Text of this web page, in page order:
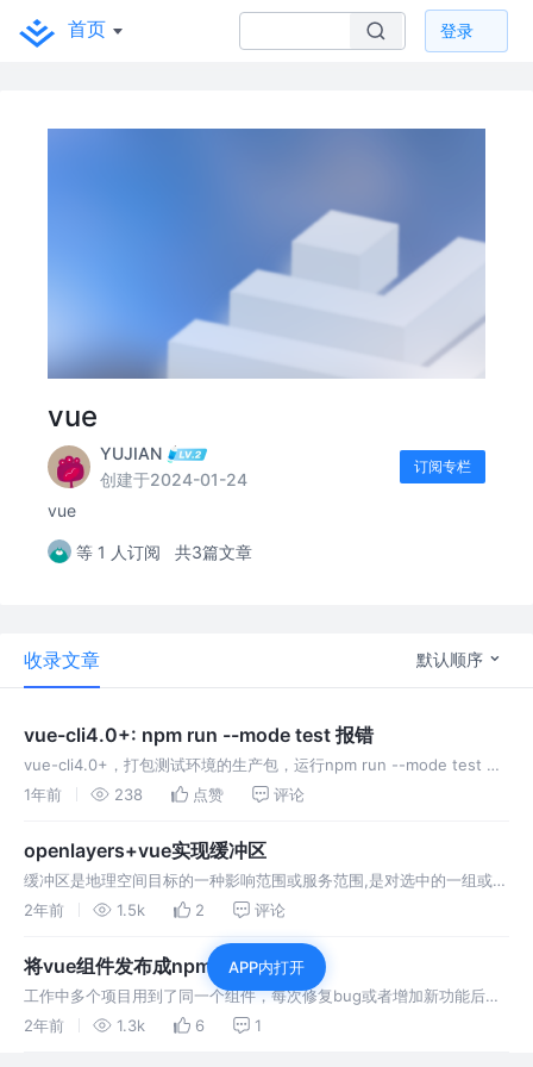
首页 登录
vue
YUJIAN
创建于2024-01-24
订阅专栏
vue
等 1 人订阅 共3篇文章
收录文章 默认顺序
vue-cli4.0+: npm run --mode test 报错
vue-cli4.0+，打包测试环境的生产包，运行npm run --mode test 报
错问题的解决方案
1年前 238 点赞 评论
openlayers+vue实现缓冲区
缓冲区是地理空间目标的一种影响范围或服务范围,是对选中的一组或一
类地图要素(点、线或面)按设定的距离条件,围绕其要素而形成一定缓冲
区多边形实体,从而实现数据在二维空间得以扩展,后续也可
2年前 1.5k 2 评论
将vue组件发布成npm包
工作中多个项目用到了同一个组件，每次修复bug或者增加新功能后都
需要同步更新每个项目的代码，然后想到可以通过发布成npm包的形式
2年前 1.3k 6 1
APP内打开